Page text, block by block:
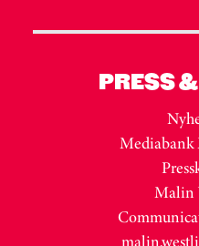
PRESS
Mediabank
Malin